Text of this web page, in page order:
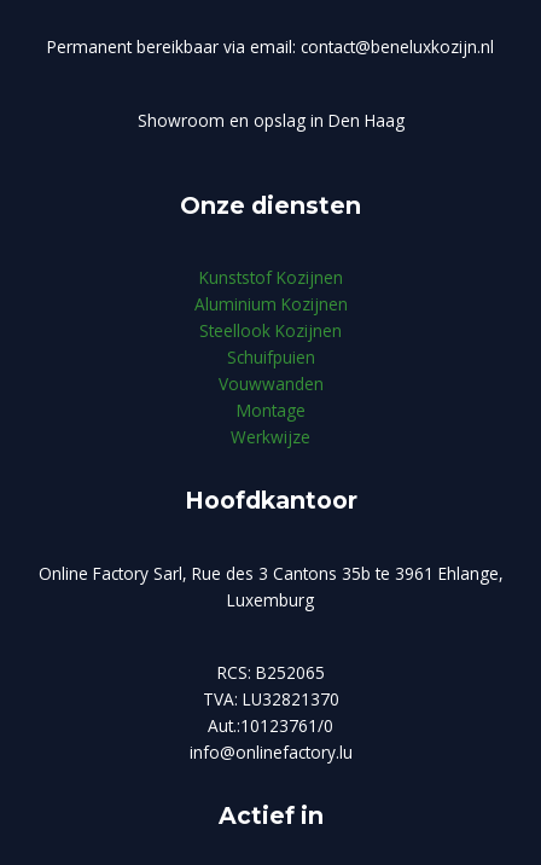
Permanent bereikbaar via email: contact@beneluxkozijn.nl
Showroom en opslag in Den Haag
Onze diensten
Kunststof Kozijnen
Aluminium Kozijnen
Steellook Kozijnen
Schuifpuien
Vouwwanden
Montage
Werkwijze
Hoofdkantoor
Online Factory Sarl, Rue des 3 Cantons 35b te 3961 Ehlange,
Luxemburg
RCS: B252065
TVA: LU32821370
Aut.:10123761/0
info@onlinefactory.lu
Actief in